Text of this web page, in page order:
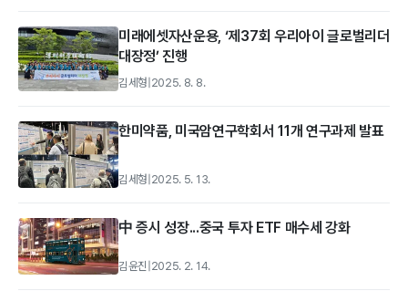
미래에셋자산운용, ‘제37회 우리아이 글로벌리더
대장정’ 진행
김세형|2025. 8. 8.
한미약품, 미국암연구학회서 11개 연구과제 발표
김세형|2025. 5. 13.
中 증시 성장...중국 투자 ETF 매수세 강화
김윤진 2025. 2. 14.